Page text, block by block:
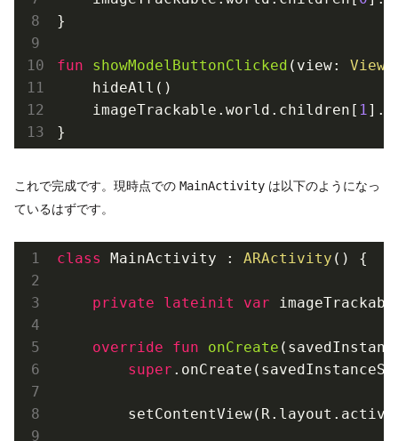
}
fun showModelButtonClicked (view: View
    hideAll()
    imageTrackable.world.children[
1
これで完成です。現時点での MainActivity は以下のようになっ
ているはずです。
class MainActivity : ARActivity () {
private lateinit var
override fun onCreate
super